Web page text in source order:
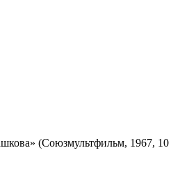
(Союзмультфильм, 1967, 10